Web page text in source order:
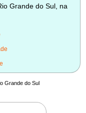
Grande do Sul, na
Grande do Sul